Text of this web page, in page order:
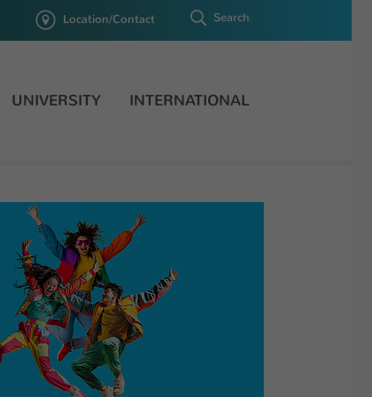
Location/Contact Search
UNIVERSITY INTERNATIONAL